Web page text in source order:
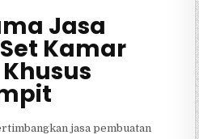
Jasa
Kamar
jasa pembuatan